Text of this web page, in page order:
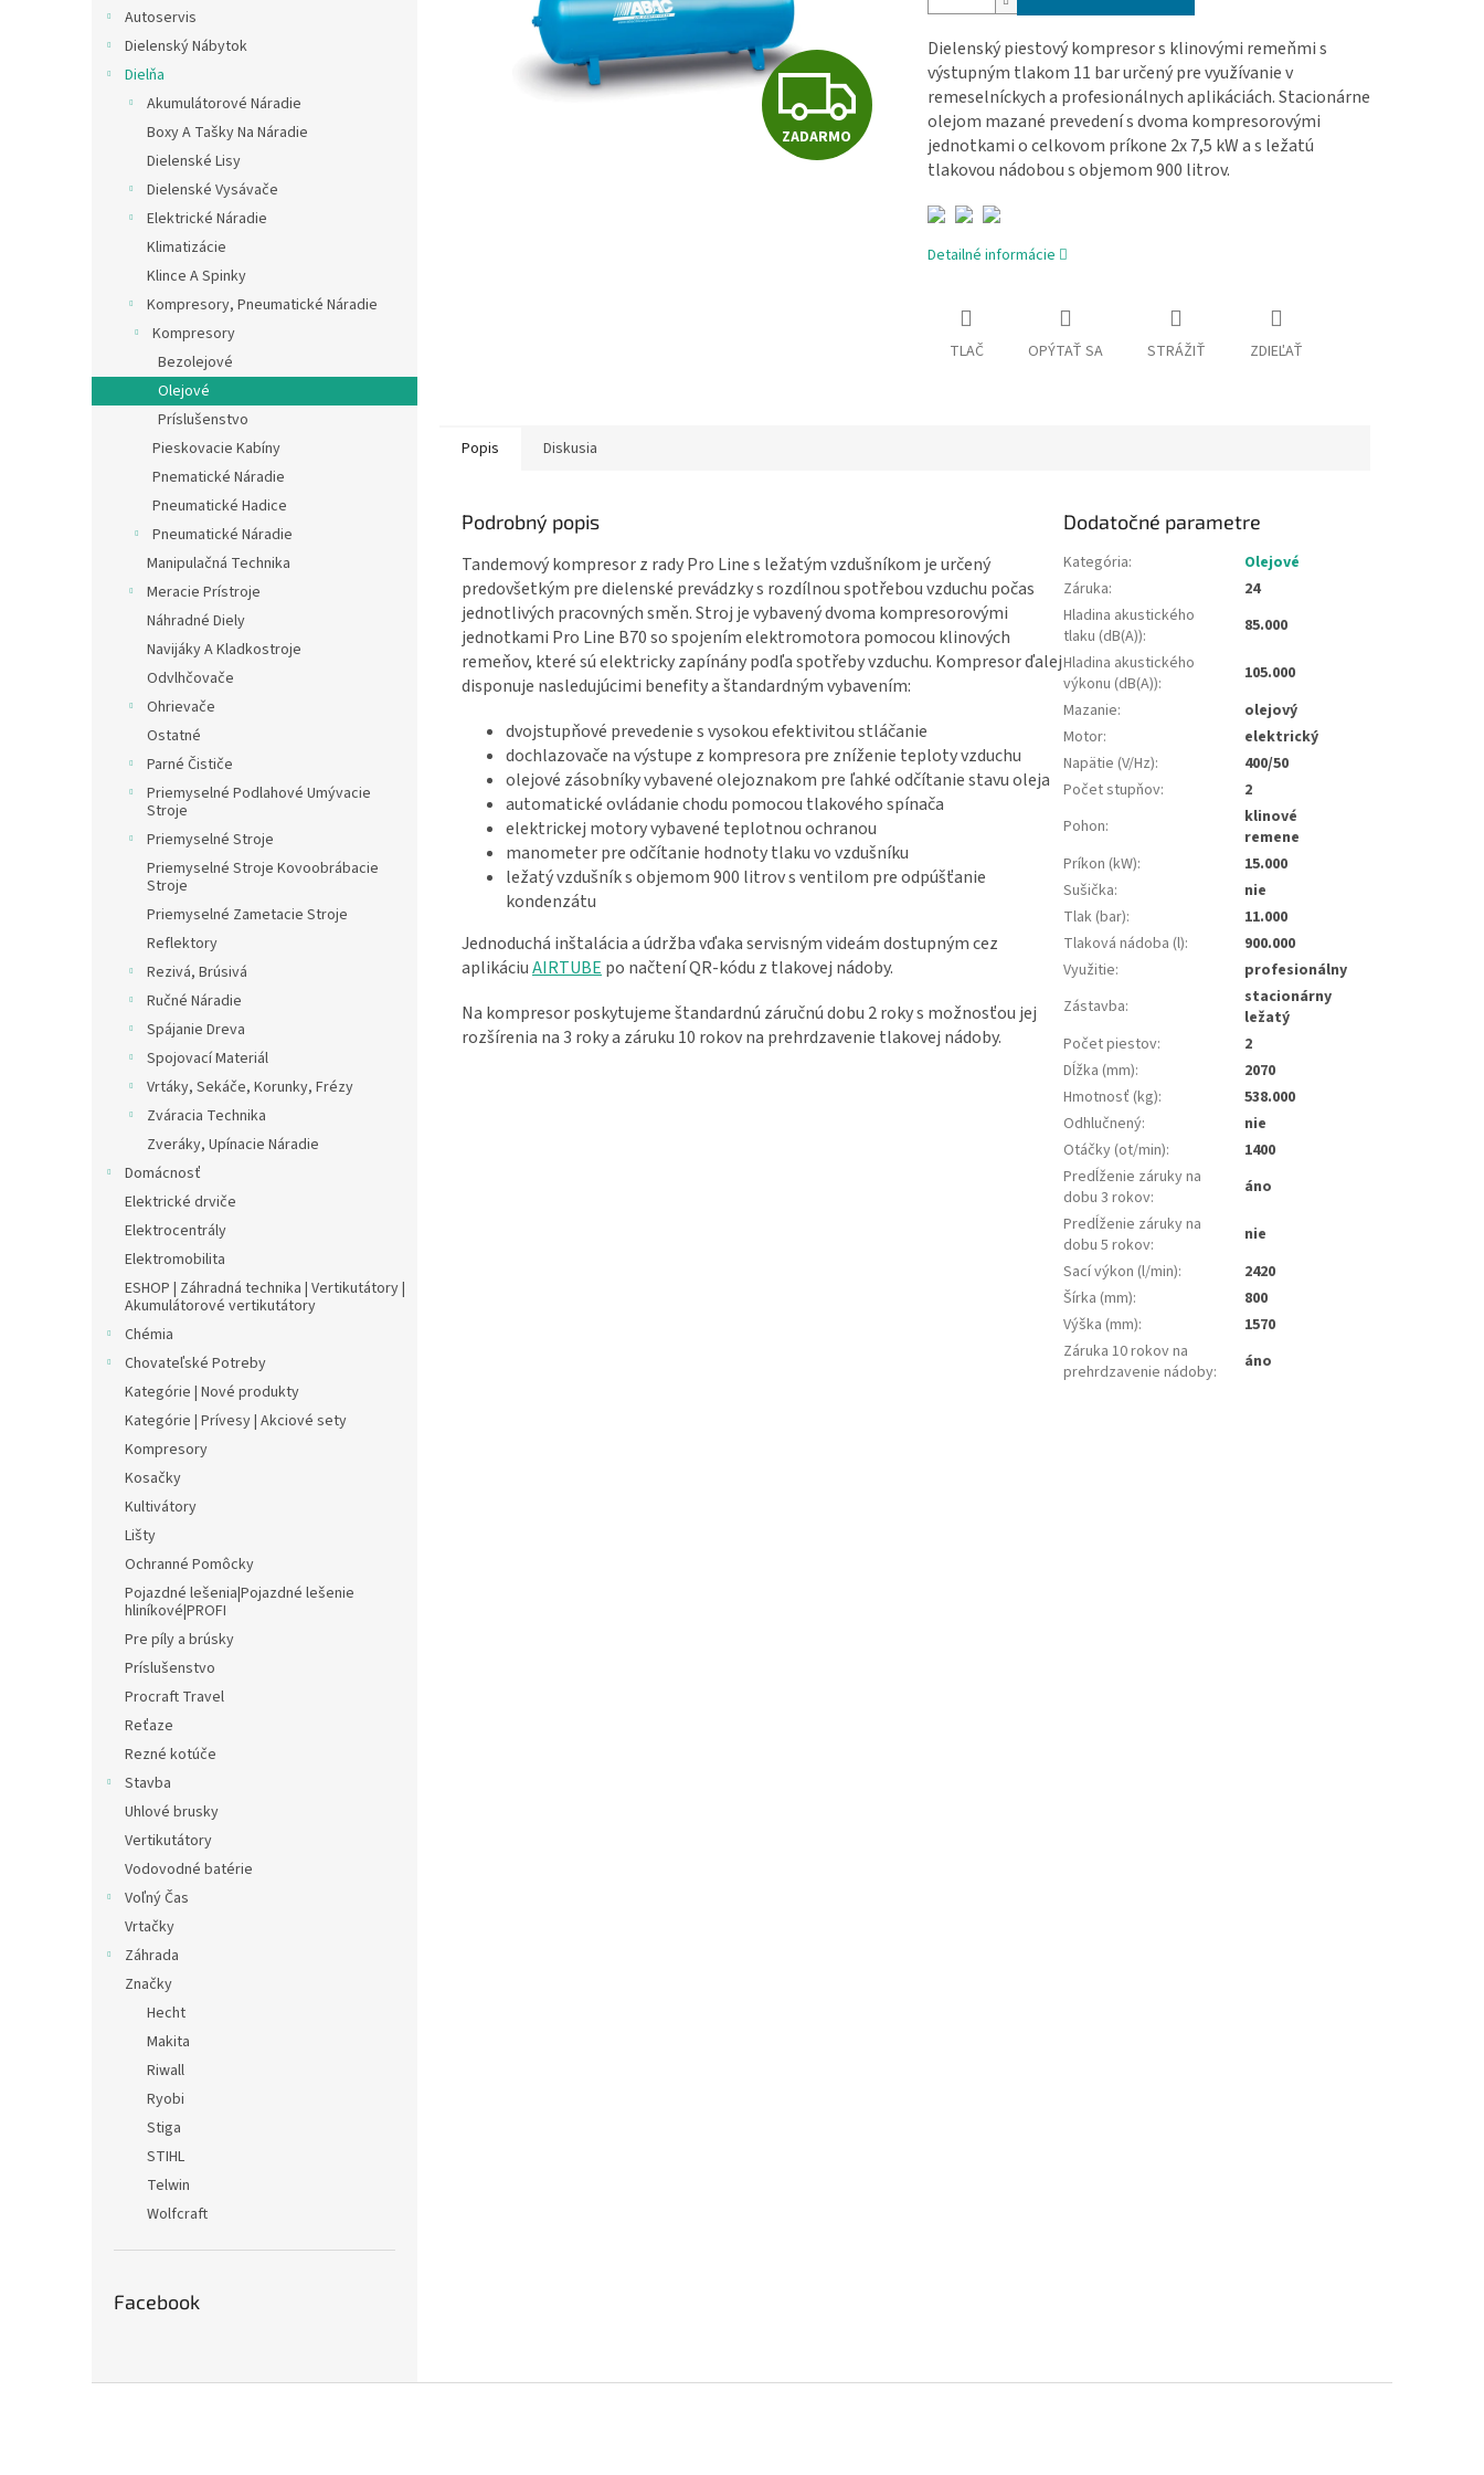
Autoservis
Dielenský Nábytok
Dielňa
Akumulátorové Náradie
Boxy A Tašky Na Náradie
Dielenské Lisy
Dielenské Vysávače
Elektrické Náradie
Klimatizácie
Klince A Spinky
Kompresory, Pneumatické Náradie
Kompresory
Bezolejové
Olejové
Príslušenstvo
Pieskovacie Kabíny
Pnematické Náradie
Pneumatické Hadice
Pneumatické Náradie
Manipulačná Technika
Meracie Prístroje
Náhradné Diely
Navijáky A Kladkostroje
Odvlhčovače
Ohrievače
Ostatné
Parné Čističe
Priemyselné Podlahové Umývacie
Stroje
Priemyselné Stroje
Priemyselné Stroje Kovoobrábacie
Stroje
Priemyselné Zametacie Stroje
Reflektory
Rezivá, Brúsivá
Ručné Náradie
Spájanie Dreva
Spojovací Materiál
Vrtáky, Sekáče, Korunky, Frézy
Zváracia Technika
Zveráky, Upínacie Náradie
Domácnosť
Elektrické drviče
Elektrocentrály
Elektromobilita
ESHOP | Záhradná technika | Vertikutátory |
Akumulátorové vertikutátory
Chémia
Chovateľské Potreby
Kategórie | Nové produkty
Kategórie | Prívesy | Akciové sety
Kompresory
Kosačky
Kultivátory
Lišty
Ochranné Pomôcky
Pojazdné lešenia|Pojazdné lešenie
hliníkové|PROFI
Pre píly a brúsky
Príslušenstvo
Procraft Travel
Reťaze
Rezné kotúče
Stavba
Uhlové brusky
Vertikutátory
Vodovodné batérie
Voľný Čas
Vrtačky
Záhrada
Značky
Hecht
Makita
Riwall
Ryobi
Stiga
STIHL
Telwin
Wolfcraft
Facebook
Z
A
O
ZADARMO
Dielenský piestový kompresor s klinovými remeňmi s
výstupným tlakom 11 bar určený pre využívanie v
remeselníckych a profesionálnych aplikáciách. Stacionárne
olejom mazané prevedení s dvoma kompresorovými
jednotkami o celkovom príkone 2x 7,5 kW a s ležatú
tlakovou nádobou s objemom 900 litrov.
Detailné informácie
TLAČ OPÝTAŤ SA STRÁŽIŤ ZDIEĽAŤ
Popis Diskusia
Podrobný popis
Tandemový kompresor z rady Pro Line s ležatým vzdušníkom je určený
predovšetkým pre dielenské prevádzky s rozdílnou spotřebou vzduchu počas
jednotlivých pracovných směn. Stroj je vybavený dvoma kompresorovými
jednotkami Pro Line B70 so spojením elektromotora pomocou klinových
remeňov, které sú elektricky zapínány podľa spotřeby vzduchu. Kompresor ďalej
disponuje nasledujúcimi benefity a štandardným vybavením:
dvojstupňové prevedenie s vysokou efektivitou stláčanie
dochlazovače na výstupe z kompresora pre zníženie teploty vzduchu
olejové zásobníky vybavené olejoznakom pre ľahké odčítanie stavu oleja
automatické ovládanie chodu pomocou tlakového spínača
elektrickej motory vybavené teplotnou ochranou
manometer pre odčítanie hodnoty tlaku vo vzdušníku
ležatý vzdušník s objemom 900 litrov s ventilom pre odpúšťanie
kondenzátu
Jednoduchá inštalácia a údržba vďaka servisným videám dostupným cez
aplikáciuAIRTUBE po načtení QR-kódu z tlakovej nádoby.
Na kompresor poskytujeme štandardnú záručnú dobu 2 roky s možnosťou jej
rozšírenia na 3 roky a záruku 10 rokov na prehrdzavenie tlakovej nádoby.
Dodatočné parametre
Kategória:
Olejové
Záruka:
24
Hladina akustického
tlaku (dB(A)):
85.000
Hladina akustického
výkonu (dB(A)):
105.000
Mazanie:
olejový
Motor:
elektrický
Napätie (V/Hz):
400/50
Počet stupňov:
2
Pohon:
klinové
remene
Príkon (kW):
15.000
Sušička:
nie
Tlak (bar):
11.000
Tlaková nádoba (l):
900.000
Využitie:
profesionálny
Zástavba:
stacionárny
ležatý
Počet piestov:
2
Dĺžka (mm):
2070
Hmotnosť (kg):
538.000
Odhlučnený:
nie
Otáčky (ot/min):
1400
Predĺženie záruky na
dobu 3 rokov:
áno
Predĺženie záruky na
dobu 5 rokov:
nie
Sací výkon (l/min):
2420
Šírka (mm):
800
Výška (mm):
1570
Záruka 10 rokov na
prehrdzavenie nádoby: áno